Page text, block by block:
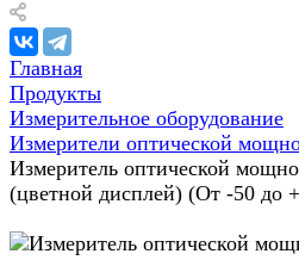
Главная
Продукты
Измерительное оборудование
Измерители оптической
Измеритель оптической
(цветной дисплей) (От -50 до